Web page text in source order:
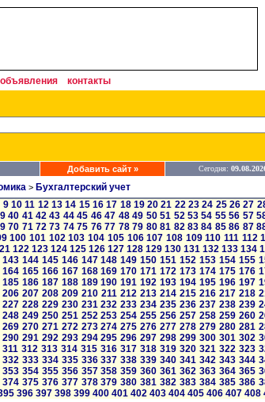
объявления контакты
Добавить сайт » Сегодня:
> Бухгалтерский учет
9 10 11 12 13 14 15 16 17 18 19 20 21 22 23 24 25 26 27
40 41 42 43 44 45 46 47 48 49 50 51 52 53 54 55 56 57
70 71 72 73 74 75 76 77 78 79 80 81 82 83 84 85 86 87
100 101 102 103 104 105 106 107 108 109 110 111 112
122 123 124 125 126 127 128 129 130 131 132 133 134
143 144 145 146 147 148 149 150 151 152 153 154 155
164 165 166 167 168 169 170 171 172 173 174 175 176
185 186 187 188 189 190 191 192 193 194 195 196 197
206 207 208 209 210 211 212 213 214 215 216 217 218
227 228 229 230 231 232 233 234 235 236 237 238 239
248 249 250 251 252 253 254 255 256 257 258 259 260
269 270 271 272 273 274 275 276 277 278 279 280 281
290 291 292 293 294 295 296 297 298 299 300 301 302
311 312 313 314 315 316 317 318 319 320 321 322 323
332 333 334 335 336 337 338 339 340 341 342 343 344
353 354 355 356 357 358 359 360 361 362 363 364 365
374 375 376 377 378 379 380 381 382 383 384 385 386
396 397 398 399 400 401 402 403 404 405 406 407 408